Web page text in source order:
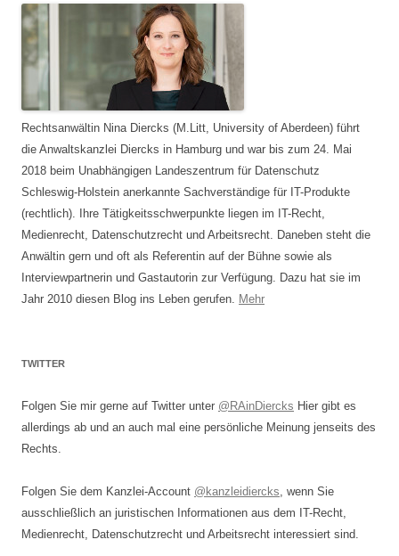
Rechtsanwältin Nina Diercks (M.Litt, University of Aberdeen) führt
die Anwaltskanzlei Diercks in Hamburg und war bis zum 24. Mai
2018 beim Unabhängigen Landeszentrum für Datenschutz
Schleswig-Holstein anerkannte Sachverständige für IT-Produkte
(rechtlich). Ihre Tätigkeitsschwerpunkte liegen im IT-Recht,
Medienrecht, Datenschutzrecht und Arbeitsrecht. Daneben steht die
Anwältin gern und oft als Referentin auf der Bühne sowie als
Interviewpartnerin und Gastautorin zur Verfügung. Dazu hat sie im
Jahr 2010 diesen Blog ins Leben gerufen. Mehr
TWITTER
Folgen Sie mir gerne auf Twitter unter @RAinDiercks Hier gibt es
allerdings ab und an auch mal eine persönliche Meinung jenseits des
Rechts.
Folgen Sie dem Kanzlei-Account @kanzleidiercks, wenn Sie
ausschließlich an juristischen Informationen aus dem IT-Recht,
Medienrecht, Datenschutzrecht und Arbeitsrecht interessiert sind.